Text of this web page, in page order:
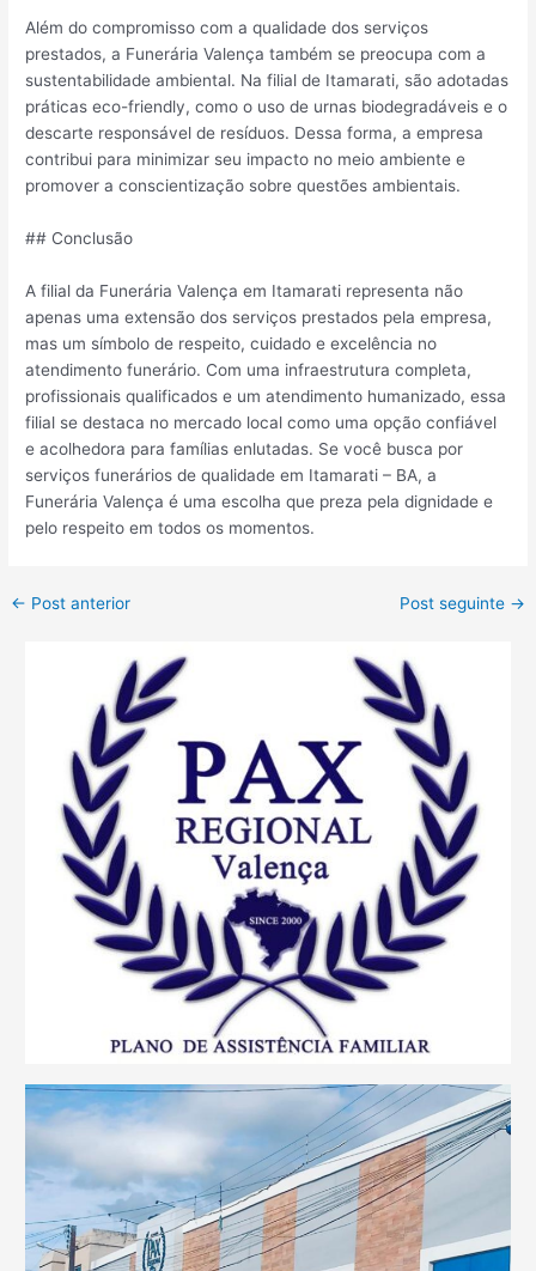
Além do compromisso com a qualidade dos serviços
prestados, a Funerária Valença também se preocupa com a
sustentabilidade ambiental. Na filial de Itamarati, são adotadas
práticas eco-friendly, como o uso de urnas biodegradáveis e o
descarte responsável de resíduos. Dessa forma, a empresa
contribui para minimizar seu impacto no meio ambiente e
promover a conscientização sobre questões ambientais.
## Conclusão
A filial da Funerária Valença em Itamarati representa não
apenas uma extensão dos serviços prestados pela empresa,
mas um símbolo de respeito, cuidado e excelência no
atendimento funerário. Com uma infraestrutura completa,
profissionais qualificados e um atendimento humanizado, essa
filial se destaca no mercado local como uma opção confiável
e acolhedora para famílias enlutadas. Se você busca por
serviços funerários de qualidade em Itamarati – BA, a
Funerária Valença é uma escolha que preza pela dignidade e
pelo respeito em todos os momentos.
← Post anterior Post seguinte →